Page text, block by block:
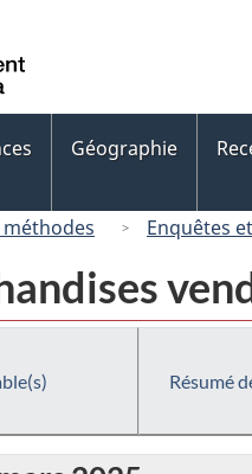
CanadaGéographie
Enquêtes
Résumé